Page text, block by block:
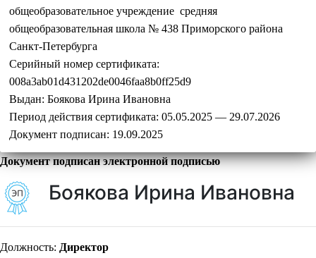
общеобразовательное учреждение средняя
общеобразовательная школа № 438 Приморского района
Санкт-Петербурга
Серийный номер сертификата:
008a3ab01d431202de0046faa8b0ff25d9
Выдан: Боякова Ирина Ивановна
Период действия сертификата: 05.05.2025 — 29.07.2026
Документ подписан: 19.09.2025
Документ подписан электронной подписью
Боякова Ирина Ивановна
Должность: Директор